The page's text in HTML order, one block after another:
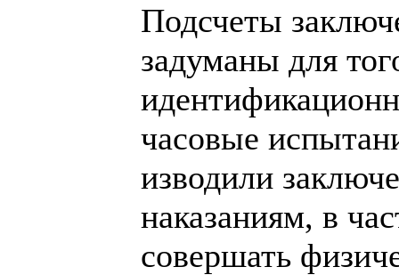
Подсчеты
задуманы для
часовые
изводили
наказаниям, в
совершать